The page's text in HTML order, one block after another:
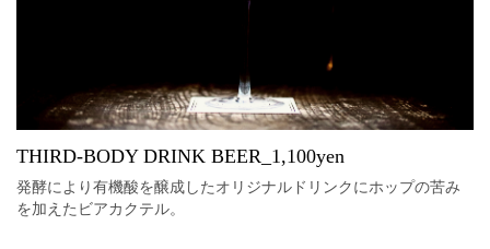
THIRD-BODY DRINK BEER_1,100yen
発酵により有機酸を醸成したオリジナルドリンクにホップの苦み
を加えたビアカクテル。